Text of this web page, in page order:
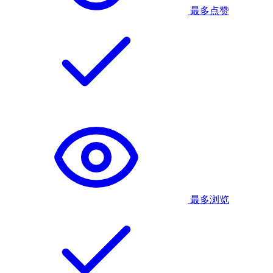
最多点赞
最多浏览